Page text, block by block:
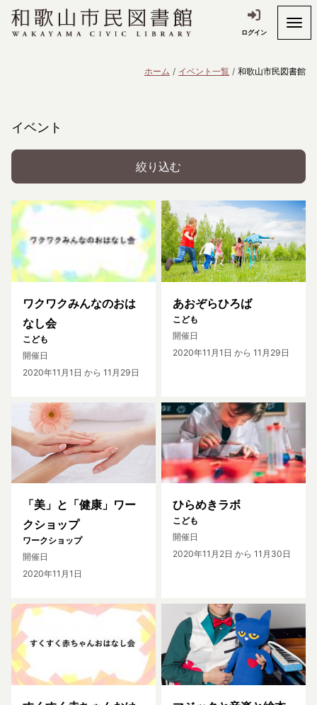
ログイン
ホーム イベント一覧 和歌山市民図書館
イベント
絞り込む
ワクワクみんなのおは
なし会
こども
開催日
2020年11月1日 から 11月29日
あおぞらひろば
こども
開催日
2020年11月1日 から 11月29日
「美」と「健康」ワー
クショップ
ワークショップ
開催日
2020年11月1日
ひらめきラボ
こども
開催日
2020年11月2日 から 11月30日